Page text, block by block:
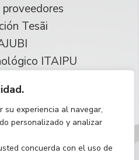
su experiencia al navegar,
personalizado y analizar
concuerda con el uso de
Tesãi
ITAIPU
los derechos